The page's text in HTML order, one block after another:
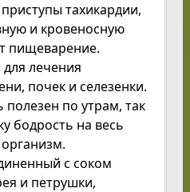
тахикардии,
и кровеносную
пищеварение.
лечения
почек и селезенки.
по утрам, так
бодрость на весь
с соком
и петрушки,